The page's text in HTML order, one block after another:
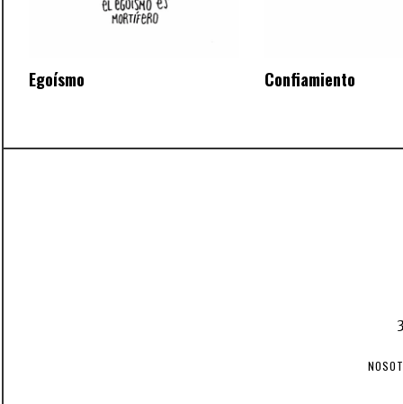
Egoísmo Confiamiento